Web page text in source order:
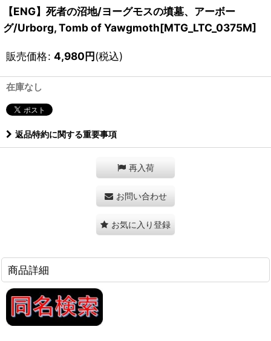
【ENG】死者の沼地/ヨーグモスの墳墓、アーボー
グ/Urborg, Tomb of Yawgmoth[MTG_LTC_0375M]
販売価格: 4,980円(税込)
在庫なし
返品特約に関する重要事項
再入荷
お問い合わせ
お気に入り登録
商品詳細